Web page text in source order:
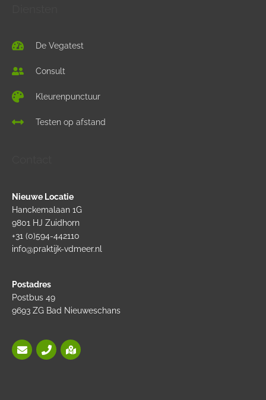
De Vegatest
Consult
Kleurenpunctuur
Testen op afstand
Nieuwe Locatie
Hanckemalaan 1G
9801 HJ Zuidhorn
+31 (0)594-442110
info@praktijk-vdmeer.nl
Postadres
Postbus 49
9693 ZG Bad Nieuweschans